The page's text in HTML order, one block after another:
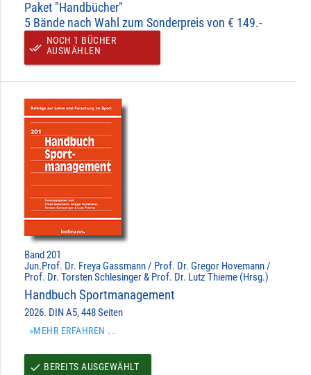
Paket "Handbücher"
5 Bände nach Wahl zum Sonderpreis von € 149.-
done_all
NOCH 1 BÜCHER
AUSWÄHLEN
Band 201
Jun.Prof. Dr. Freya Gassmann / Prof. Dr. Gregor Hovemann /
Prof. Dr. Torsten Schlesinger & Prof. Dr. Lutz Thieme (Hrsg.)
Handbuch Sportmanagement
2026. DIN A5, 448 Seiten
»MEHR ERFAHREN ...
done BEREITS AUSGEWÄHLT